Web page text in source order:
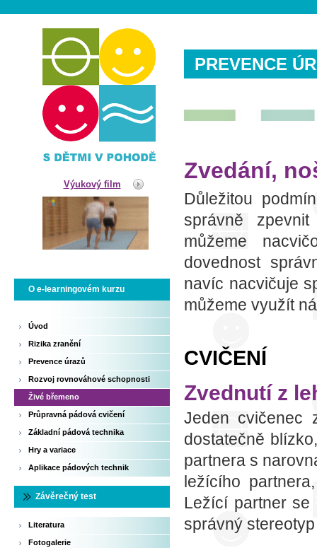
Výukový film
O e-learningovém kurzu
Úvod
Rizika zranění
Prevence úrazů
Rozvoj rovnováhové schopnosti
Živé břemeno
Průpravná pádová cvičení
Základní pádová technika
Hry a variace
Aplikace pádových technik
Závěrečný test
Literatura
Fotogalerie
PREVENCE
Zvedání,
Důležitou
správně
můžeme
dovednost
navíc nacvičuje
můžeme využít
CVIČENÍ
Zvednutí z
Jeden cvičenec
dostatečně
partnera s
ležícího
Ležící partner se
správný